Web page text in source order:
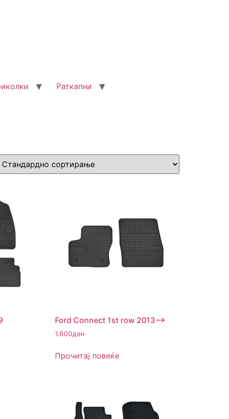
Раткапни
Ford Connect 1st row 2013–>
1.600ден
Прочитај повеќе